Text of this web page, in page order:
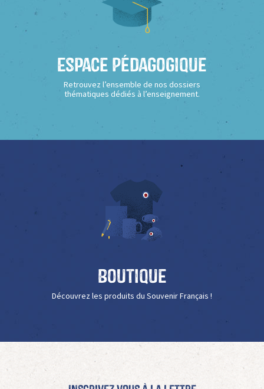
Espace Pédagogique
Retrouvez l’ensemble de nos dossiers
thématiques dédiés à l’enseignement.
Boutique
Découvrez les produits du Souvenir Français !